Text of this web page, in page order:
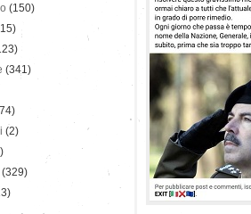
(150)
(341)
(2)
(329)